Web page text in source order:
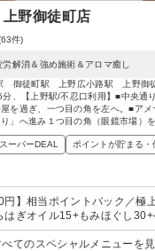
野御徒町店
件)
労解消＆強め施術＆アロマ癒し
駅 御徒町駅 上野広小路駅 上野
【上野駅/不忍口利用】■中央通
を過ぎ、一つ目の角を左へ。■ア
」へ進み１つ目の角（眼鏡市場）
ーパーDEAL ポイントが貯まる・
円】相当ポイントバック／極
はぎオイル15+もみほぐし30+
80分
べてのスペシャルメニューを